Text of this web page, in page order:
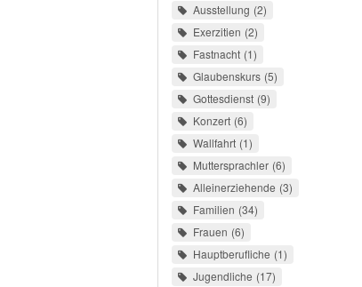
Ausstellung 2
Exerzitien 2
Fastnacht 1
Glaubenskurs 5
Gottesdienst 9
Konzert 6
Wallfahrt 1
Muttersprachler 6
Alleinerziehende 3
Familien 34
Frauen 6
Hauptberufliche 1
Jugendliche 17